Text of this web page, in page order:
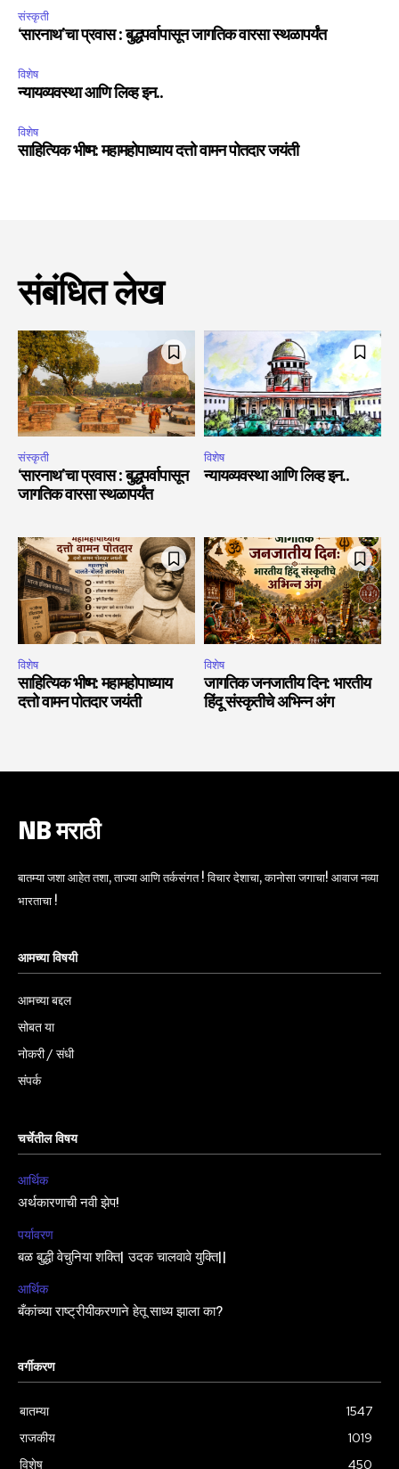
संस्कृती
‘सारनाथ’चा प्रवास : बुद्धपर्वापासून जागतिक वारसा स्थळापर्यंत
विशेष
न्यायव्यवस्था आणि लिव्ह इन..
विशेष
साहित्यिक भीष्म: महामहोपाध्याय दत्तो वामन पोतदार जयंती
संबंधित लेख
संस्कृती
‘सारनाथ’चा प्रवास : बुद्धपर्वापासून
जागतिक वारसा स्थळापर्यंत
विशेष
न्यायव्यवस्था आणि लिव्ह इन..
विशेष
साहित्यिक भीष्म: महामहोपाध्याय
दत्तो वामन पोतदार जयंती
विशेष
जागतिक जनजातीय दिन: भारतीय
हिंदू संस्कृतीचे अभिन्न अंग
NB मराठी
बातम्या जशा आहेत तशा, ताज्या आणि तर्कसंगत ! विचार देशाचा, कानोसा जगाचा! आवाज नव्या
भारताचा !
आमच्या विषयी
आमच्या बद्दल
सोबत या
नोकरी / संधी
संपर्क
चर्चेतील विषय
आर्थिक
अर्थकारणाची नवी झेप!
पर्यावरण
बळ बुद्धी वेचुनिया शक्ति| उदक चालवावे युक्ति||
आर्थिक
बँकांच्या राष्ट्रीयीकरणाने हेतू साध्य झाला का?
वर्गीकरण
बातम्या
1547
राजकीय
1019
विशेष
450